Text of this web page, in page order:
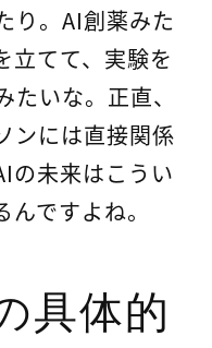
り。AI創薬みた
立てて、実験を
いな。正直、
ンには直接関係
の未来はこうい
ですよね。
具体的